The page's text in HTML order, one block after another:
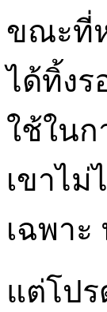
ขณะที่
ได้ทิ้งร
ใช้ในก
เขาไม่
เฉพา
แต่โป